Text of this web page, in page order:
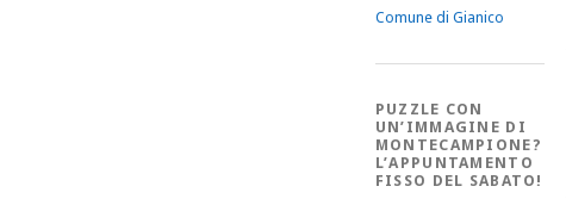
Comune di Gianico
PUZZLE CON
UN’IMMAGINE DI
MONTECAMPIONE?
L’APPUNTAMENTO
FISSO DEL SABATO!